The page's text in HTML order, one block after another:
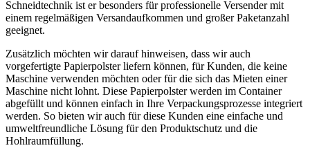
Schneidtechnik ist er besonders für professionelle Versender mit
einem regelmäßigen Versandaufkommen und großer Paketanzahl
geeignet.
Zusätzlich möchten wir darauf hinweisen, dass wir auch
vorgefertigte Papierpolster liefern können, für Kunden, die keine
Maschine verwenden möchten oder für die sich das Mieten einer
Maschine nicht lohnt. Diese Papierpolster werden im Container
abgefüllt und können einfach in Ihre Verpackungsprozesse integriert
werden. So bieten wir auch für diese Kunden eine einfache und
umweltfreundliche Lösung für den Produktschutz und die
Hohlraumfüllung.